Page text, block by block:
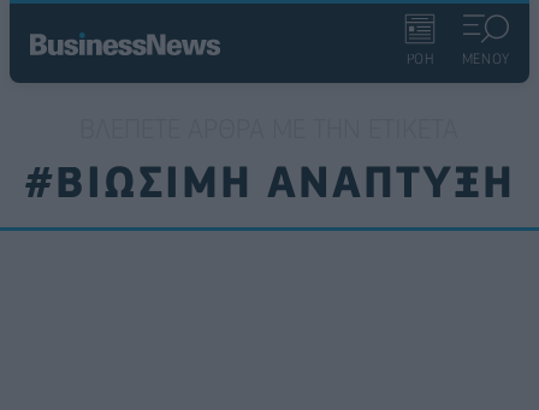
ΡΟΗ ΜΕΝΟΥ
#ΒΙΩΣΙΜΗ ΑΝΑΠΤΥΞΗ